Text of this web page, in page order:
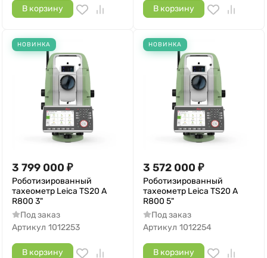
В корзину В корзину
НОВИНКА
3 799 000 ₽
Роботизированный
тахеометр Leica TS20 A
R800 3"
Под заказ
Артикул 1012253
В корзину
НОВИНКА
3 572 000 ₽
Роботизированный
тахеометр Leica TS20 A
R800 5"
Под заказ
Артикул 1012254
В корзину